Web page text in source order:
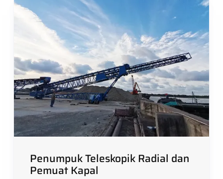
Penumpuk Teleskopik Radial dan
Pemuat Kapal